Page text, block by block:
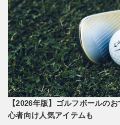
【2026年版】ゴルフボールの
心者向け人気アイテムも